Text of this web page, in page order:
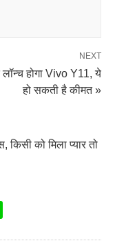
NEXT
होगा Vivo Y11, ये
हो सकती है कीमत »
को मिला प्यार तो